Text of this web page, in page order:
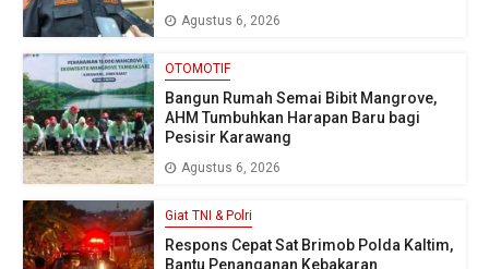
Agustus 6, 2026
OTOMOTIF
Bangun Rumah Semai Bibit Mangrove,
AHM Tumbuhkan Harapan Baru bagi
Pesisir Karawang
Agustus 6, 2026
Giat TNI & Polri
Respons Cepat Sat Brimob Polda Kaltim,
Bantu Penanganan Kebakaran